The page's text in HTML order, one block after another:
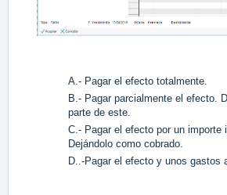
A.- Pagar el efecto totalmente.
B.- Pagar parcialmente el efecto.
parte de este.
C.- Pagar el efecto por un importe
Dejándolo como cobrado.
D..-Pagar el efecto y unos gastos